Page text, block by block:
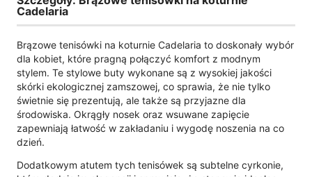
Cadelaria
Brązowe tenisówki na koturnie Cadelaria to doskonały wybór
dla kobiet, które pragną połączyć komfort z modnym
stylem. Te stylowe buty wykonane są z wysokiej jakości
skórki ekologicznej zamszowej, co sprawia, że nie tylko
świetnie się prezentują, ale także są przyjazne dla
środowiska. Okrągły nosek oraz wsuwane zapięcie
zapewniają łatwość w zakładaniu i wygodę noszenia na co
dzień.
Dodatkowym atutem tych tenisówek są subtelne cyrkonie,